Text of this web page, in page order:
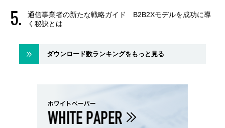
通信事業者の新たな戦略ガイド B2B2Xモデルを成功に導
く秘訣とは
ダウンロード数ランキングをもっと見る